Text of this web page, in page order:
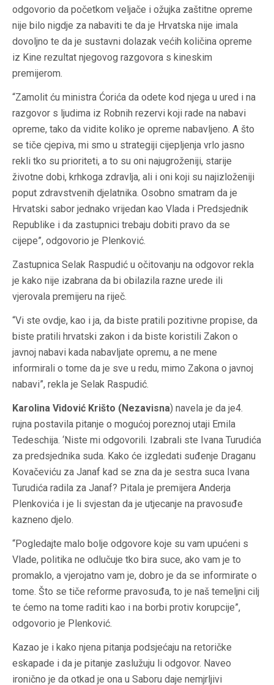
odgovorio da početkom veljače i ožujka zaštitne opreme
nije bilo nigdje za nabaviti te da je Hrvatska nije imala
dovoljno te da je sustavni dolazak većih količina opreme
iz Kine rezultat njegovog razgovora s kineskim
premijerom.
“Zamolit ću ministra Ćorića da odete kod njega u ured i na
razgovor s ljudima iz Robnih rezervi koji rade na nabavi
opreme, tako da vidite koliko je opreme nabavljeno. A što
se tiče cjepiva, mi smo u strategiji cijepljenja vrlo jasno
rekli tko su prioriteti, a to su oni najugroženiji, starije
životne dobi, krhkoga zdravlja, ali i oni koji su najizloženiji
poput zdravstvenih djelatnika. Osobno smatram da je
Hrvatski sabor jednako vrijedan kao Vlada i Predsjednik
Republike i da zastupnici trebaju dobiti pravo da se
cijepe”, odgovorio je Plenković.
Zastupnica Selak Raspudić u očitovanju na odgovor rekla
je kako nije izabrana da bi obilazila razne urede ili
vjerovala premijeru na riječ.
“Vi ste ovdje, kao i ja, da biste pratili pozitivne propise, da
biste pratili hrvatski zakon i da biste koristili Zakon o
javnoj nabavi kada nabavljate opremu, a ne mene
informirali o tome da je sve u redu, mimo Zakona o javnoj
nabavi”, rekla je Selak Raspudić.
Karolina Vidović Krišto (Nezavisna) navela je da je4.
rujna postavila pitanje o mogućoj poreznoj utaji Emila
Tedeschija. ‘Niste mi odgovorili. Izabrali ste Ivana Turudića
za predsjednika suda. Kako će izgledati suđenje Draganu
Kovačeviću za Janaf kad se zna da je sestra suca Ivana
Turudića radila za Janaf? Pitala je premijera Anderja
Plenkovića i je li svjestan da je utjecanje na pravosuđe
kazneno djelo.
“Pogledajte malo bolje odgovore koje su vam upućeni s
Vlade, politika ne odlučuje tko bira suce, ako vam je to
promaklo, a vjerojatno vam je, dobro je da se informirate o
tome. Što se tiče reforme pravosuđa, to je naš temeljni cilj
te ćemo na tome raditi kao i na borbi protiv korupcije”,
odgovorio je Plenković.
Kazao je i kako njena pitanja podsjećaju na retoričke
eskapade i da je pitanje zaslužuju li odgovor. Naveo
ironično je da otkad je ona u Saboru daje nemjrljivi